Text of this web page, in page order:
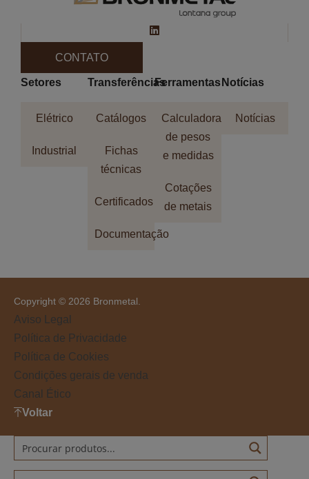
CONTATO
Setores
Elétrico
Industrial
Transferências
Catálogos
Fichas
técnicas
Certificados
Documentação
Ferramentas
Calculadora
de pesos
e medidas
Cotações
de metais
Notícias
Notícias
Copyright © 2026 Bronmetal.
Aviso Legal
Política de Privacidade
Política de Cookies
Condições gerais de venda
Canal Ético
Voltar